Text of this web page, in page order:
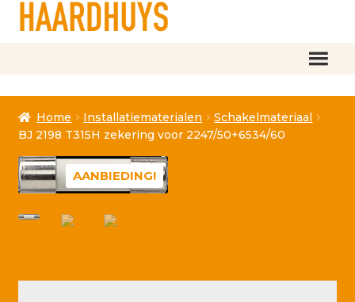
Afrekenen
Algemene voorwaarden
Betaling geannuleerd
Betaling voltooid
Contact
Home Installatiematerialen
Schakelmateriaal
BJ 2198 T315H zekering voor 2247/50+6534/60
AANBIEDING!